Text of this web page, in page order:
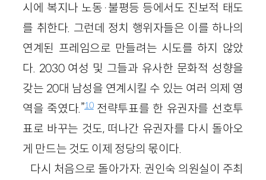
시에 복지나 노동·불평등 등에서도 진보적 태도
를 취한다. 그런데 정치 행위자들은 이를 하나의
연계된 프레임으로 만들려는 시도를 하지 않았
다. 2030 여성 및 그들과 유사한 문화적 성향을
갖는 20대 남성을 연계시킬 수 있는 여러 의제 영
역을 죽였다.”10전략투표를 한 유권자를 선호투
표로 바꾸는 것도, 떠나간 유권자를 다시 돌아오
게 만드는 것도 이제 정당의 몫이다.
다시 처음으로 돌아가자. 권인숙 의원실이 주최